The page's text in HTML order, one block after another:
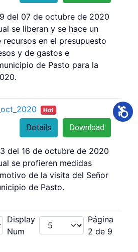
del 07 de octubre de 2020
se liberan y se hace un
en el presupuesto
y de gastos e
de Pasto para la
Hot
Download
Details
del 16 de octubre de 2020
se profieren medidas
de la visita del Señor
de Pasto.
Display
Num
Página
2 de 9